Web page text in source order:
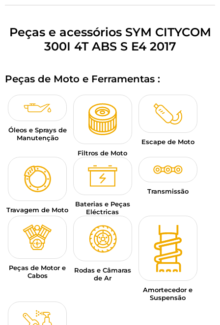
ACESSÓRIOS DE MOTO
SPORTSWEAR
DESCONTOS E PROMOÇÕES
CARTÕES PRESENTE
PT | EUR € — MODIFICAR
MARCAS
CONSELHOS
CONTACTAR-NOS
Peças e acessórios SYM CITYCOM
300I 4T ABS S E4 2017
Peças de Moto e Ferramentas :
Óleos e Sprays de
Manutenção
Filtros de Moto
Escape de Moto
Travagem de Moto
Baterias e Peças
Eléctricas
Transmissão
Peças de Motor e
Cabos
Rodas e Câmaras
de Ar
Amortecedor e
Suspensão